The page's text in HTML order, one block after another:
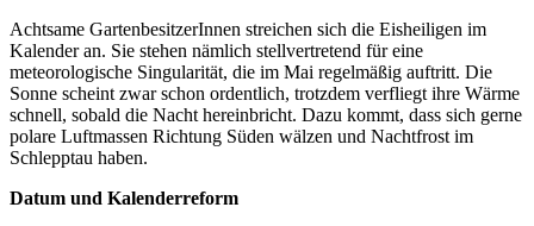
Achtsame GartenbesitzerInnen streichen sich die Eisheiligen im
Kalender an. Sie stehen nämlich stellvertretend für eine
meteorologische Singularität, die im Mai regelmäßig auftritt. Die
Sonne scheint zwar schon ordentlich, trotzdem verfliegt ihre Wärme
schnell, sobald die Nacht hereinbricht. Dazu kommt, dass sich gerne
polare Luftmassen Richtung Süden wälzen und Nachtfrost im
Schlepptau haben.
Datum und Kalenderreform